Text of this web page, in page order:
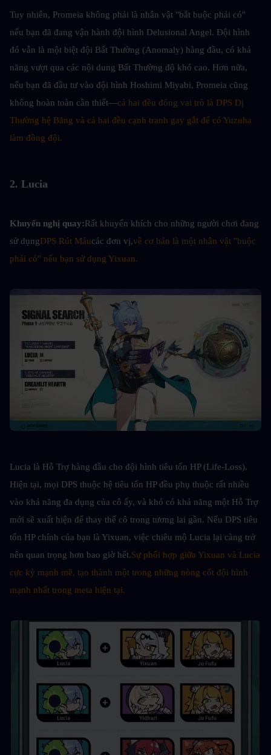
Tuy nhiên, Promeia không phải là nhân vật "bắt buộc phải có"
nếu bạn đã đang vận hành đội hình Delusional Angel. Đội hình
đó vẫn là một biệt đội Bất Thường (Anomaly) hàng đầu, có khả
năng vượt qua các nội dung Bất Thường độ khó cao. Hơn nữa,
nếu bạn đã đầu tư vào đội hình Hoshimi Miyabi, Promeia cũng
không hoàn toàn cần thiết—cả hai đều đóng vai trò là DPS Dị
Thường hệ Băng và cả hai đều cạnh tranh gay gắt để có Yuzuha
làm đồng đội.
2. Lucia
Khuyến nghị quay:Rất khuyến khích cho những người chơi đang
sử dụngDPS Rút Máucác đơn vị,về cơ bản là một nhân vật "buộc
phải có" nếu bạn sử dụng Yixuan.
Lucia là Hỗ Trợ hàng đầu cho đội hình tiêu tốn HP (Life-Loss).
Hiện tại, mọi DPS thuộc hệ tiêu tốn HP đều phụ thuộc rất nhiều
vào khả năng đa dụng của cô ấy, và khó có khả năng một Hỗ Trợ
mới sẽ xuất hiện để thay thế cô trong tương lai gần. Nếu DPS tiêu
tốn HP chính của bạn là Yixuan, việc chiêu mộ Lucia lại càng trở
nên quan trọng hơn bao giờ hết.Sự phối hợp giữa Yixuan và Lucia
cực kỳ mạnh mẽ, tạo thành một trong những nòng cốt đội hình
mạnh nhất trong meta hiện tại.